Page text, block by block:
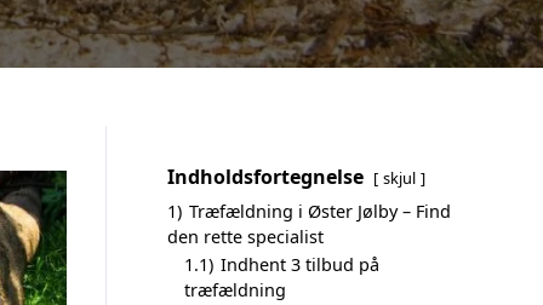
Indholdsfortegnelse skjul
1) Træfældning i Øster Jølby – Find
den rette specialist
1.1) Indhent 3 tilbud på
træfældning